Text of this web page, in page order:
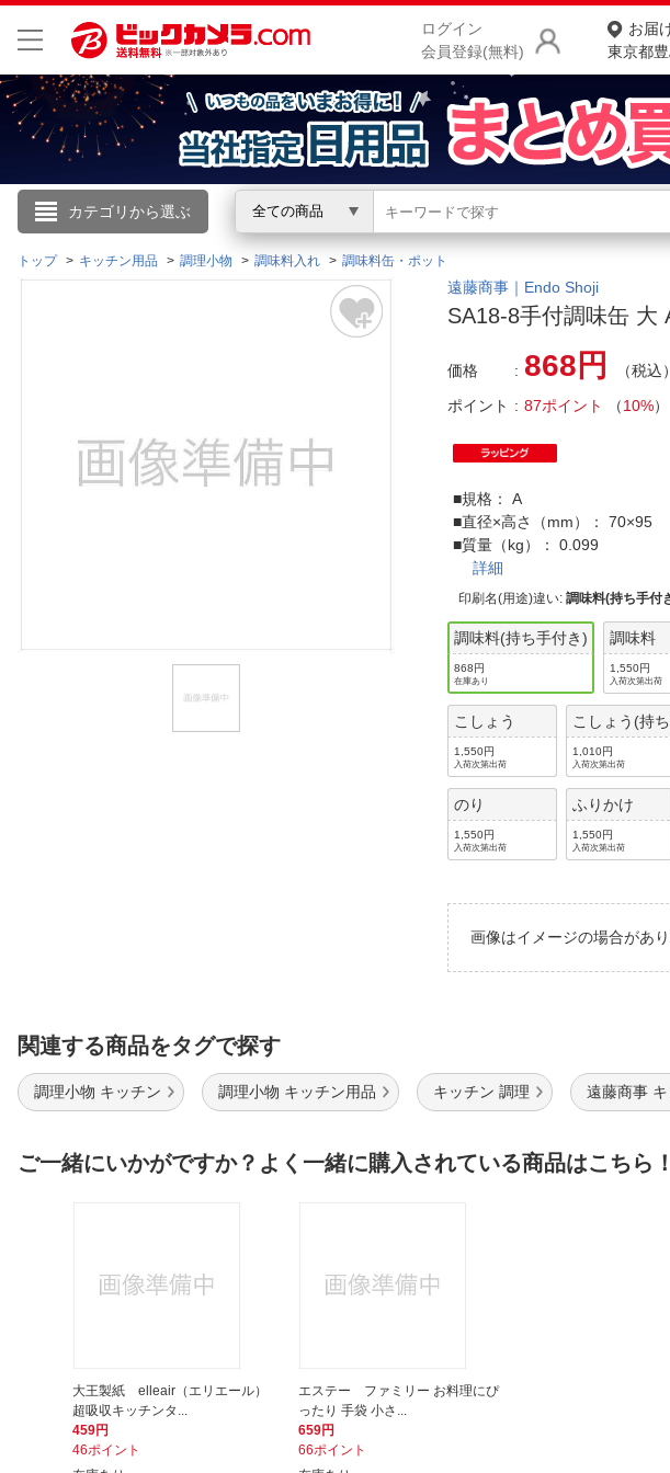
ログイン
会員登録(無料)
お届
東京都
カテゴリから選ぶ 全ての商品
こんにちは
ログイン
閲覧履歴
商品をさ
ランキングか
カテゴリ一覧
お客様サ
ご利用規約
トップ キッチン用品 調理小物 調味料入れ 調味料缶・ポット
遠藤商事｜Endo Shoji
SA18-8手付調味缶 大
価格 868円
（税込）
ポイント
87ポイント （10%）
■規格： A
■直径×高さ（mm）： 70×95
■質量（kg）： 0.099
詳細
印刷名(用途)違い:調味料(持ち手付
調味料(持ち手付き)
868円
在庫あり
調味料
1,550円
入荷次第出荷
こしょう
1,550円
入荷次第出荷
こしょう(持
1,010円
入荷次第出荷
のり
1,550円
入荷次第出荷
ふりかけ
1,550円
入荷次第出荷
画像はイメージの場合があ
関連する商品をタグで探す
調理小物 キッチン 調理小物 キッチン用品 キッチン 調理 遠藤商事
ご一緒にいかがですか？よく一緒に購入されている商品はこちら！
大王製紙 elleair（エリエール）
超吸収キッチンタ...
459円
46ポイント
エステー ファミリー お料理にぴ
ったり 手袋 小さ...
659円
66ポイント